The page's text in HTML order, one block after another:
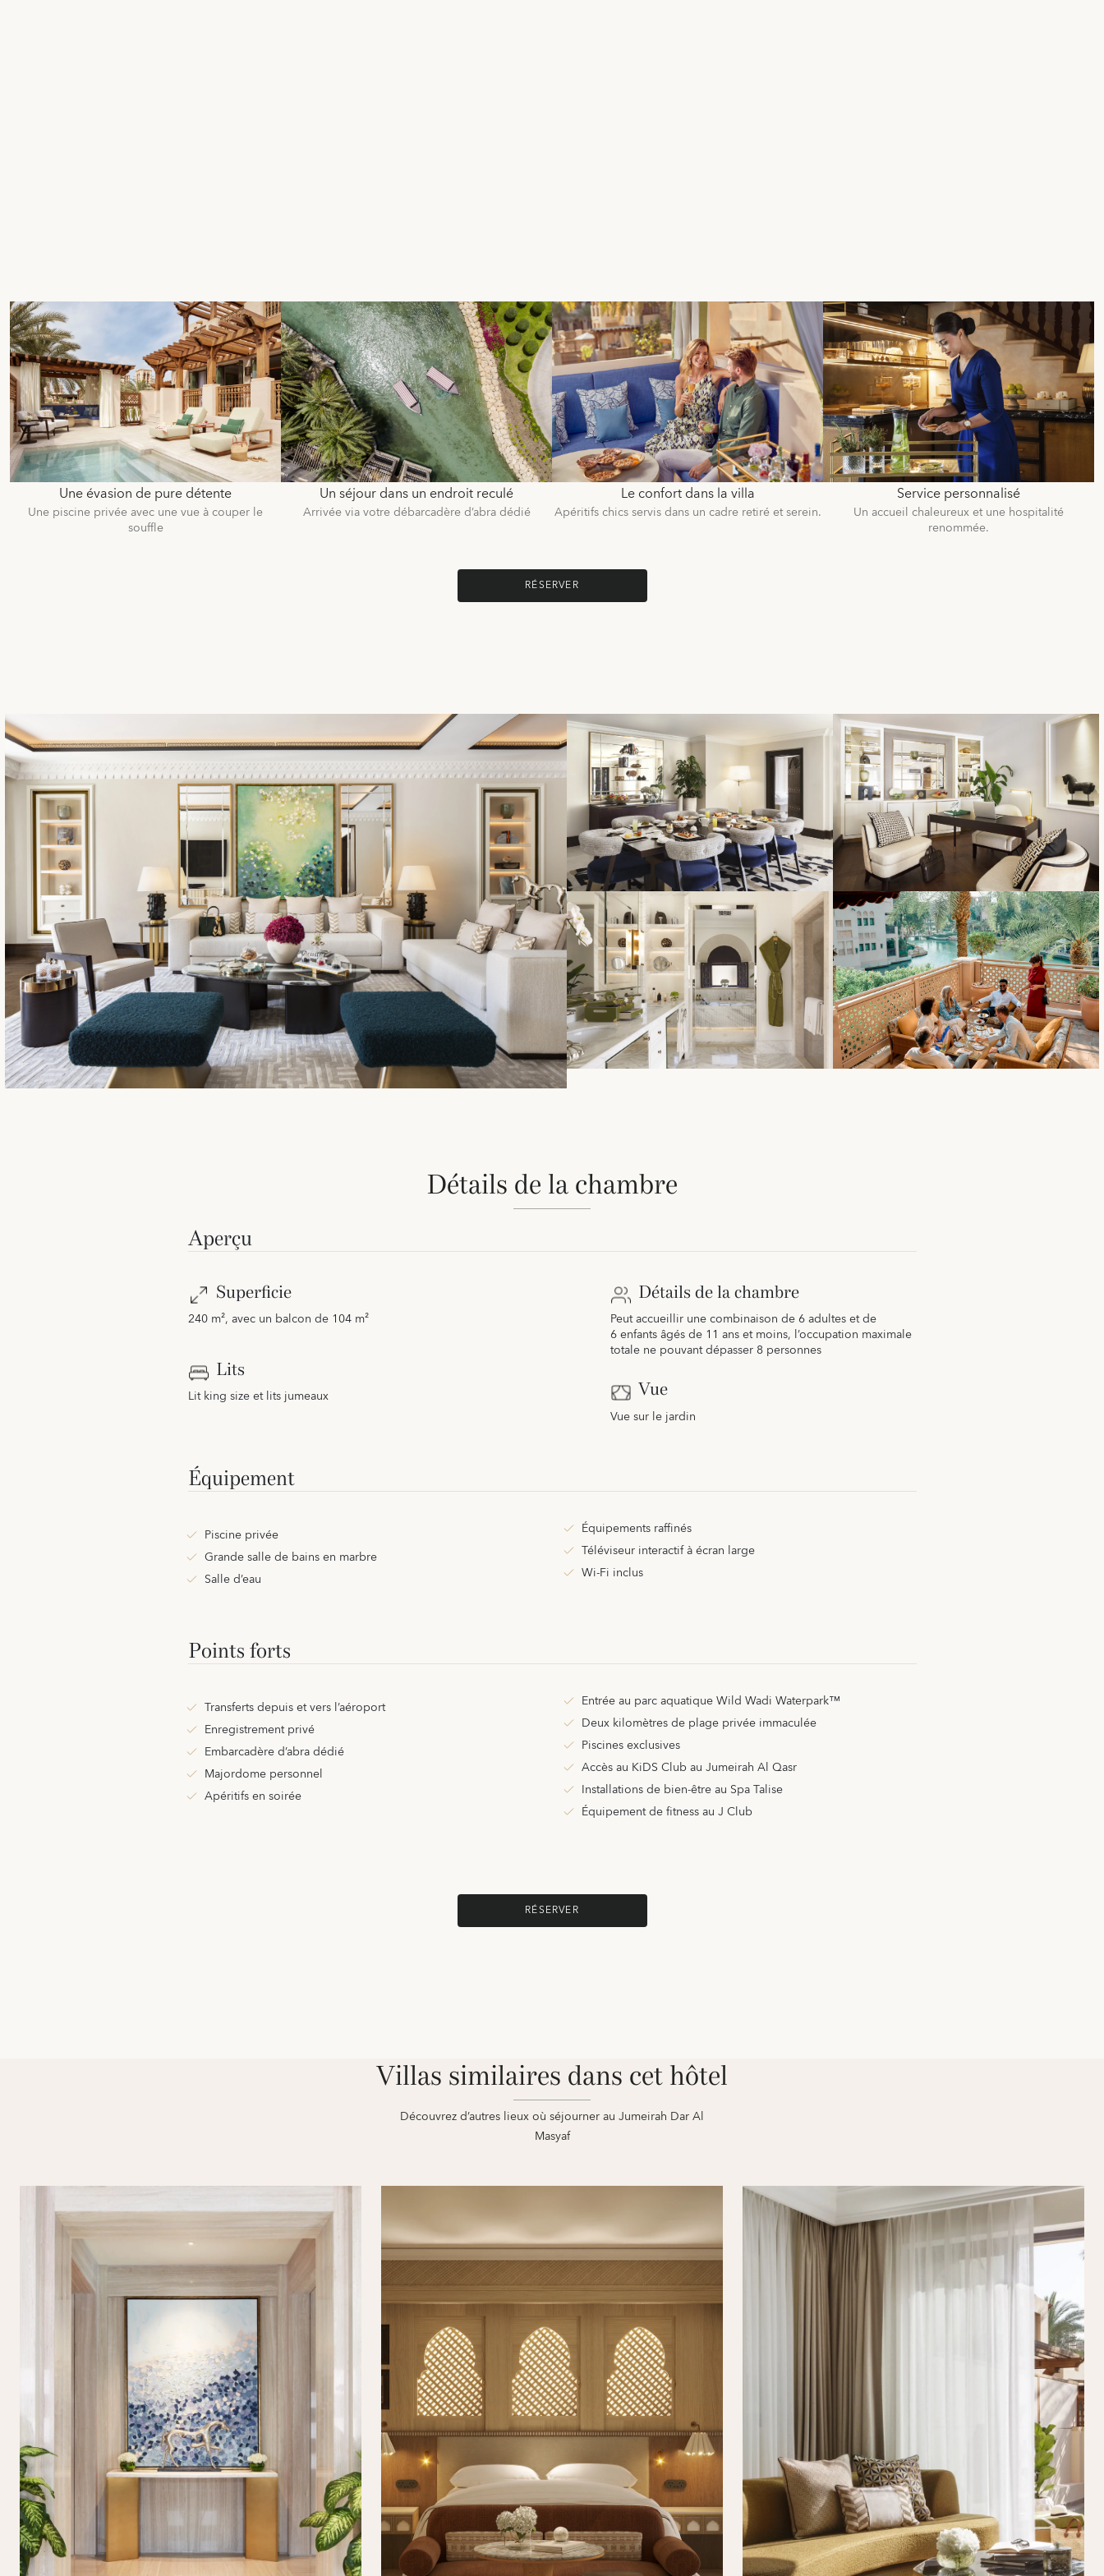
Une évasion de pure détente
Une piscine privée avec une vue à couper le
souffle
Un séjour dans un endroit reculé
Arrivée via votre débarcadère d’abra dédié
Le confort dans la villa
Apéritifs chics servis dans un cadre retiré et serein.
Service personnalisé
Un accueil chaleureux et une hospitalité
renommée.
RÉSERVER
Détails de la chambre
Aperçu
Superficie
240 m², avec un balcon de 104 m²
Lits
Lit king size et lits jumeaux
Détails de la chambre
Peut accueillir une combinaison de 6 adultes et de
6 enfants âgés de 11 ans et moins, l’occupation maximale
totale ne pouvant dépasser 8 personnes
Vue
Vue sur le jardin
Équipement
Piscine privée
Grande salle de bains en marbre
Salle d’eau
Équipements raffinés
Téléviseur interactif à écran large
Wi-Fi inclus
Points forts
Transferts depuis et vers l’aéroport
Enregistrement privé
Embarcadère d’abra dédié
Majordome personnel
Apéritifs en soirée
Entrée au parc aquatique Wild Wadi Waterpark™
Deux kilomètres de plage privée immaculée
Piscines exclusives
Accès au KiDS Club au Jumeirah Al Qasr
Installations de bien-être au Spa Talise
Équipement de fitness au J Club
RÉSERVER
Villas similaires dans cet hôtel
Découvrez d’autres lieux où séjourner au Jumeirah Dar Al
Masyaf